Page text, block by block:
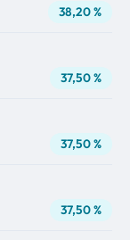
38,20 %
37,50 %
37,50 %
37,50 %